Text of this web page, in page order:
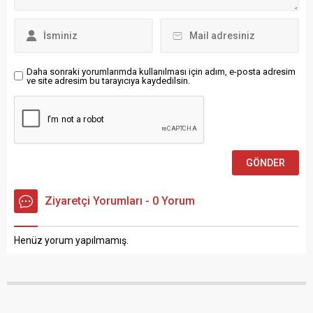
Gazzeli’nin katledilmesine
“Bugün burada zalimin
karşısında, mazlumun
yanında saf tutan yürekler...
kullandı. MHP Lideri
Daha sonraki yorumlarımda kullanılması için adım, e-posta adresim
ve site adresim bu tarayıcıya kaydedilsin.
Ziyaretçi Yorumları - 0 Yorum
Henüz yorum yapılmamış.